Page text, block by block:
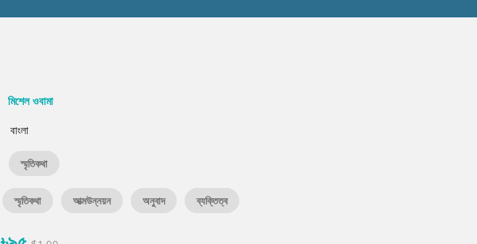
Hot & New
মিশেল ওবামা
বাংলা
স্মৃতিকথা
স্মৃতিকথা আত্মউন্নয়ন অনুবাদ ব্যক্তিত্ব